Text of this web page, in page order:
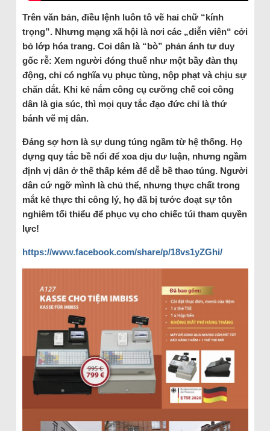
Trên văn bản, điều lệnh luôn tô vẽ hai chữ “kính
trọng”. Nhưng mạng xã hội là nơi các „diễn viên“ cởi
bỏ lớp hóa trang. Coi dân là “bò” phản ánh tư duy
gốc rễ: Xem người đóng thuế như một bầy đàn thụ
động, chỉ có nghĩa vụ phục tùng, nộp phạt và chịu sự
chăn dắt. Khi kẻ nắm công cụ cưỡng chế coi công
dân là gia súc, thì mọi quy tắc đạo đức chỉ là thứ
bánh vẽ mị dân.
Đáng sợ hơn là sự dung túng ngầm từ hệ thống. Họ
dựng quy tắc bề nổi để xoa dịu dư luận, nhưng ngầm
định vị dân ở thế thấp kém để dễ bề thao túng. Người
dân cứ ngỡ mình là chủ thể, nhưng thực chất trong
mắt kẻ thực thi công lý, họ đã bị tước đoạt sự tôn
nghiêm tối thiểu để phục vụ cho chiếc túi tham quyền
lực!
https://www.facebook.com/share/p/18vs1yZGhi/